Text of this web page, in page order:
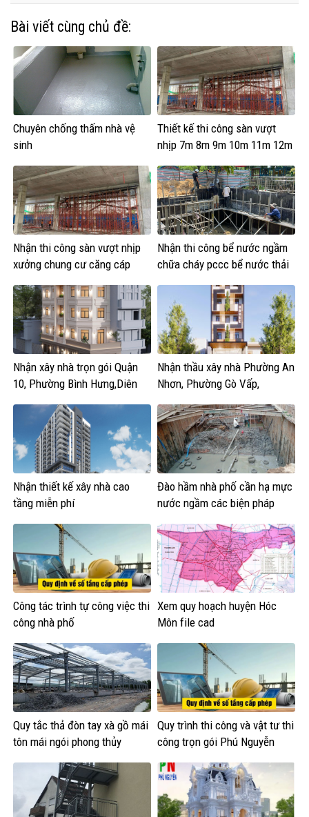
Bài viết cùng chủ đề:
Chuyên chống thấm nhà vệ
sinh
Thiết kế thi công sàn vượt
nhịp 7m 8m 9m 10m 11m 12m
Nhận thi công sàn vượt nhịp
xưởng chung cư căng cáp
Nhận thi công bể nước ngầm
chữa cháy pccc bể nước thải
Nhận xây nhà trọn gói Quận
10, Phường Bình Hưng,Diên
Nhận thầu xây nhà Phường An
Nhơn, Phường Gò Vấp,
Tây,An Hội Đông
Nhận thiết kế xây nhà cao
tầng miễn phí
Đào hầm nhà phố cần hạ mực
nước ngầm các biện pháp
Công tác trình tự công việc thi
công nhà phố
Xem quy hoạch huyện Hóc
Môn file cad
Quy tắc thả đòn tay xà gồ mái
tôn mái ngói phong thủy
Quy trình thi công và vật tư thi
công trọn gói Phú Nguyễn